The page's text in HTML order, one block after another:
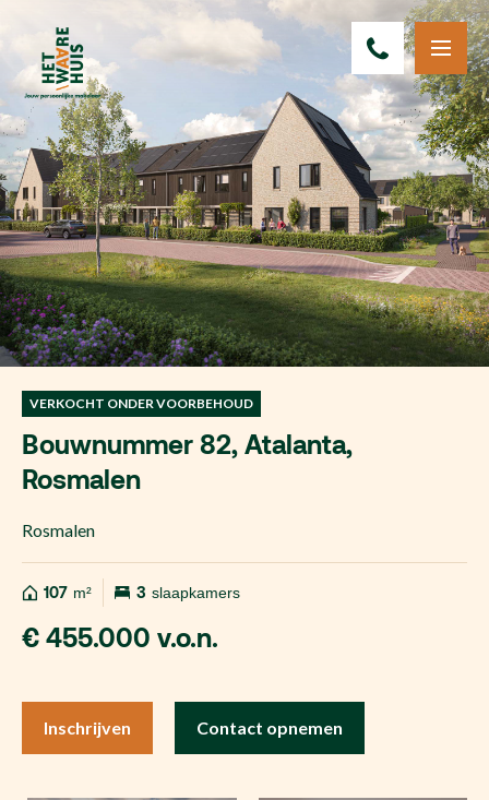
VERKOCHT ONDER VOORBEHOUD
Bouwnummer 82, Atalanta,
Rosmalen
Rosmalen
107 m² 3 slaapkamers
€ 455.000 v.o.n.
Inschrijven Contact opnemen